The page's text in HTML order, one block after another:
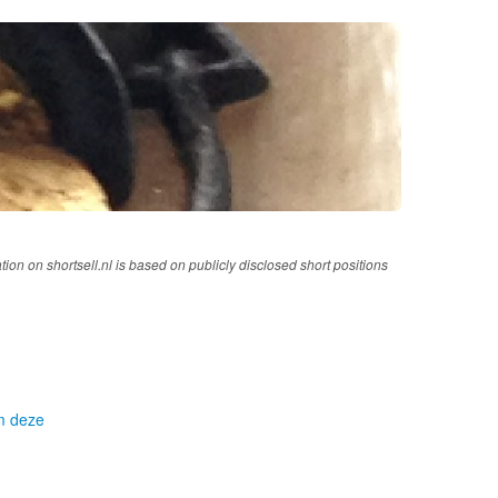
on shortsell.nl is based on publicly disclosed short positions
deze